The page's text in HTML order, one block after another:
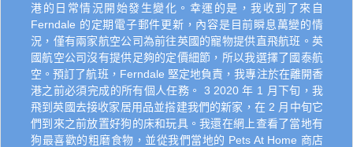
港的日常情況開始發生變化。幸運的是，我收到了來自
Ferndale 的定期電子郵件更新，內容是目前瞬息萬變的情
況，僅有兩家航空公司為前往英國的寵物提供直飛航班。英
國航空公司沒有提供足夠的定價細節，所以我選擇了國泰航
空。預訂了航班，Ferndale 堅定地負責，我專注於在離開香
港之前必須完成的所有個人任務。 3 2020 年 1 月下旬，我
飛到英國去接收家居用品並搭建我們的新家，在 2 月中旬它
們到來之前放置好狗的床和玩具。我還在網上查看了當地有
狗最喜歡的粗磨食物，並從我們當地的 Pets At Home 商店